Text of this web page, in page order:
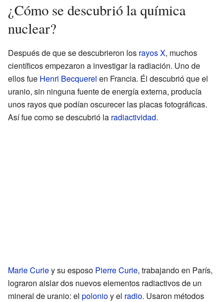
¿Cómo se descubrió la química
nuclear?
Después de que se descubrieron los rayos X, muchos
científicos empezaron a investigar la radiación. Uno de
ellos fue Henri Becquerel en Francia. Él descubrió que el
uranio, sin ninguna fuente de energía externa, producía
unos rayos que podían oscurecer las placas fotográficas.
Así fue como se descubrió la radiactividad.
Marie Curiey su esposo Pierre Curie, trabajando en París,
lograron aislar dos nuevos elementos radiactivos de un
mineral de uranio: el polonioy el radio. Usaron métodos